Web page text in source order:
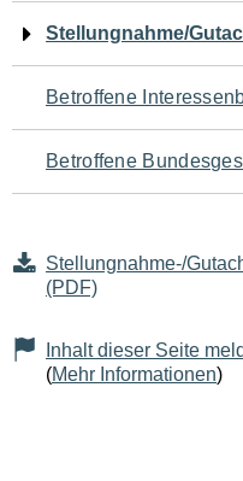
Navigation
für
den
Seiteninhalt
Stellungnahme/
Betroffene
Betroffene
Stellungnahme-/
(PDF)
Inhalt dieser Seite
(Mehr Informationen)